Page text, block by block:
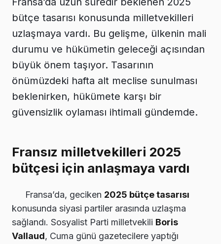
bütçe tasarısı konusunda milletvekilleri
uzlaşmaya vardı. Bu gelişme, ülkenin mali
durumu ve hükümetin geleceği açısından
büyük önem taşıyor. Tasarının
önümüzdeki hafta alt meclise sunulması
beklenirken, hükümete karşı bir
güvensizlik oylaması ihtimali gündemde.
Fransız milletvekilleri 2025
bütçesi için anlaşmaya vardı
Fransa’da, geciken 2025 bütçe tasarısı
konusunda siyasi partiler arasında uzlaşma
sağlandı. Sosyalist Parti milletvekili Boris
Vallaud, Cuma günü gazetecilere yaptığı